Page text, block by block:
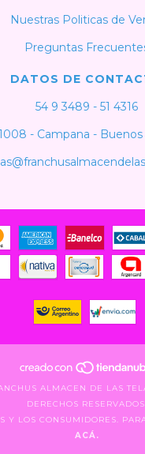
Nuestras Politicas de
Preguntas
DATOS DE
54 9 3489 - 51 4316
- Campana -
ALMACEN DE LAS
DERECHOS
Y LOS CONSUMIDORES.
ACÁ.